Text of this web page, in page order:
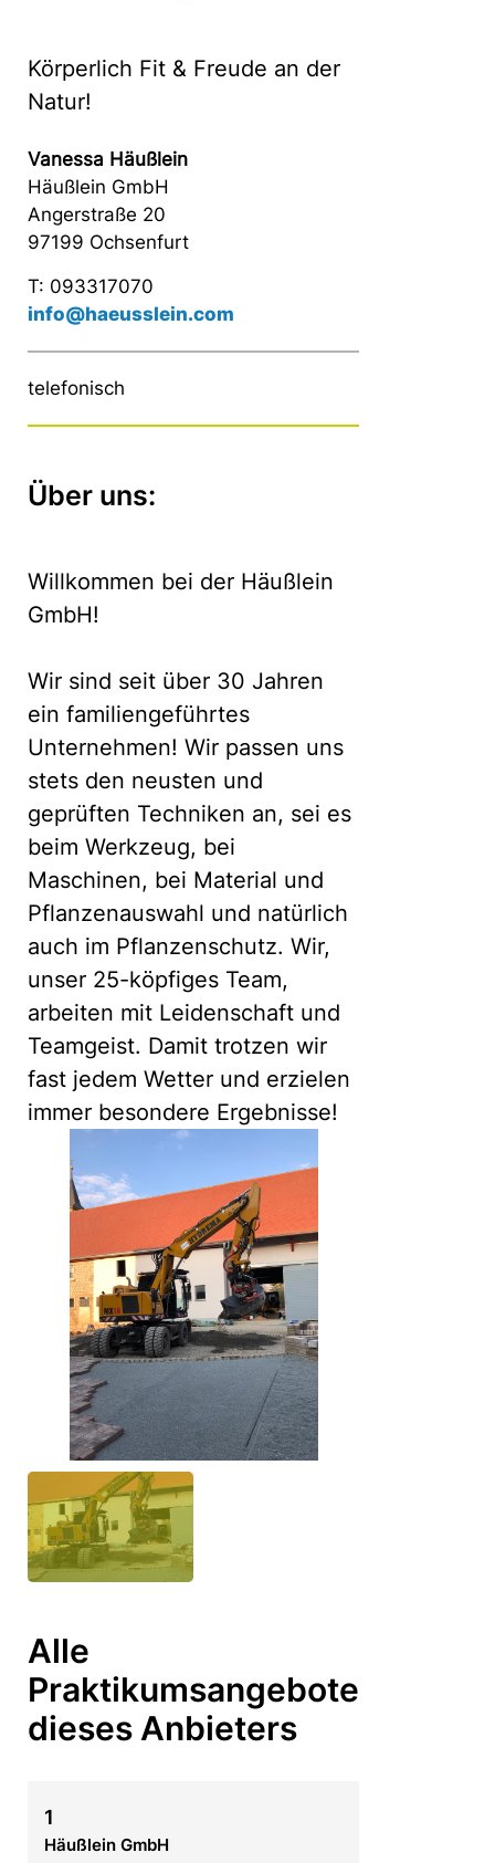
Körperlich Fit & Freude an der
Natur!
Vanessa Häußlein
Häußlein GmbH
Angerstraße 20
97199 Ochsenfurt
T: 093317070
info@haeusslein.com
telefonisch
Über uns:
Willkommen bei der Häußlein
GmbH!
Wir sind seit über 30 Jahren
ein familiengeführtes
Unternehmen! Wir passen uns
stets den neusten und
geprüften Techniken an, sei es
beim Werkzeug, bei
Maschinen, bei Material und
Pflanzenauswahl und natürlich
auch im Pflanzenschutz. Wir,
unser 25-köpfiges Team,
arbeiten mit Leidenschaft und
Teamgeist. Damit trotzen wir
fast jedem Wetter und erzielen
immer besondere Ergebnisse!
Alle
Praktikumsangebote
dieses Anbieters
1
Häußlein GmbH